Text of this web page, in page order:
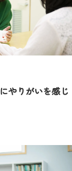
やりがいを感じ